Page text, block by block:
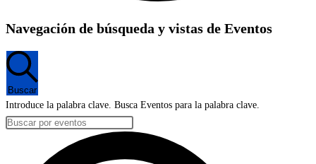
Eventos
en
7
agosto,
2026
Navegación de búsqueda y vistas de Eventos
Buscar
Introduce la palabra clave. Busca Eventos para la palabra clave.